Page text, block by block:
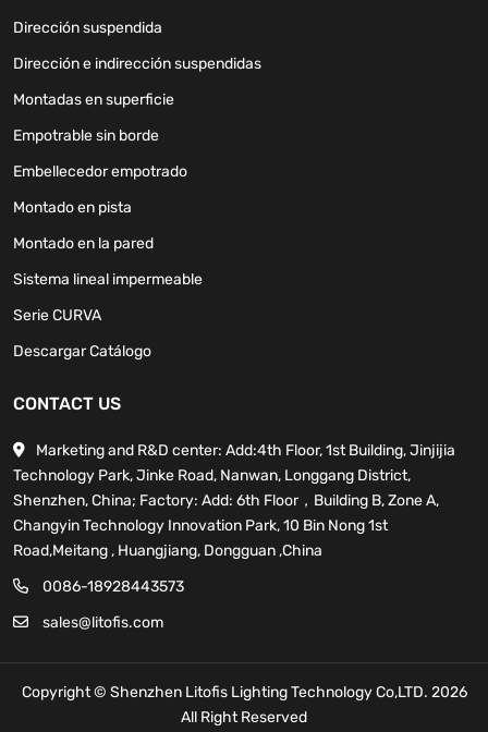
Dirección suspendida
Dirección e indirección suspendidas
Montadas en superficie
Empotrable sin borde
Embellecedor empotrado
Montado en pista
Montado en la pared
Sistema lineal impermeable
Serie CURVA
Descargar Catálogo
CONTACT US
Marketing and R&D center: Add:4th Floor, 1st Building, Jinjijia
Technology Park, Jinke Road, Nanwan, Longgang District,
Shenzhen, China; Factory: Add: 6th Floor，Building B, Zone A,
Changyin Technology Innovation Park, 10 Bin Nong 1st
Road,Meitang , Huangjiang, Dongguan ,China
0086-18928443573
sales@litofis.com
Copyright © Shenzhen Litofis Lighting Technology Co,LTD. 2026
All Right Reserved